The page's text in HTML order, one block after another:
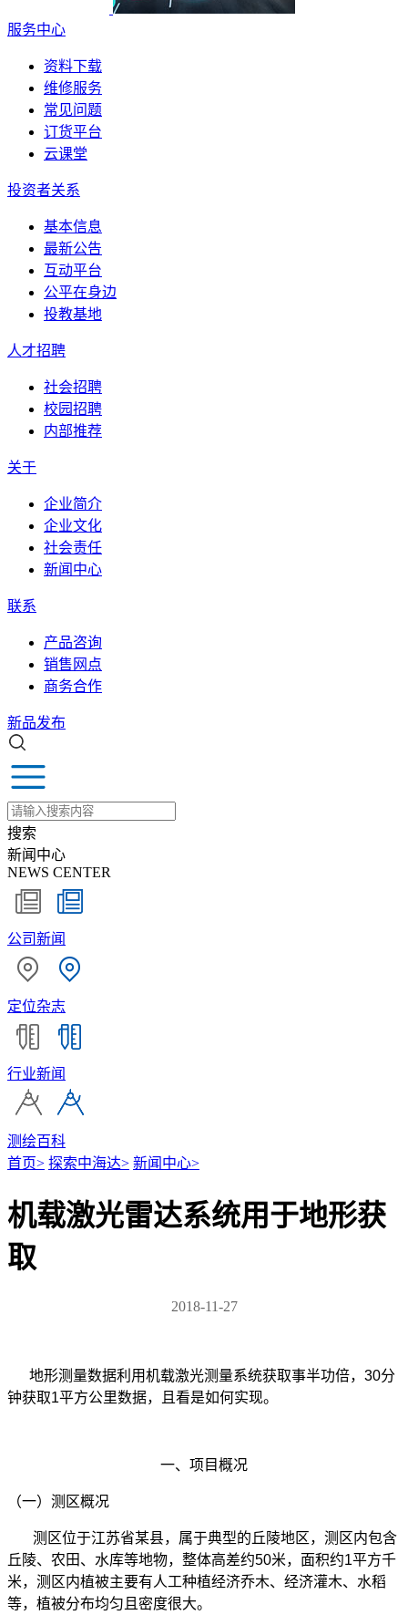
服务中心
资料下载
维修服务
常见问题
订货平台
云课堂
投资者关系
基本信息
最新公告
互动平台
公平在身边
投教基地
人才招聘
社会招聘
校园招聘
内部推荐
关于
企业简介
企业文化
社会责任
新闻中心
联系
产品咨询
销售网点
商务合作
新品发布
搜索
新闻中心
NEWS CENTER
公司新闻
定位杂志
行业新闻
测绘百科
首页> 探索中海达> 新闻中心>
机载激光雷达系统用于地形获
取
2018-11-27
地形测量数据利用机载激光测量系统获取事半功倍，30分
钟获取1平方公里数据，且看是如何实现。
一、项目概况
（一）测区概况
测区位于江苏省某县，属于典型的丘陵地区，测区内包含
丘陵、农田、水库等地物，整体高差约50米，面积约1平方千
米，测区内植被主要有人工种植经济乔木、经济灌木、水稻
等，植被分布均匀且密度很大。